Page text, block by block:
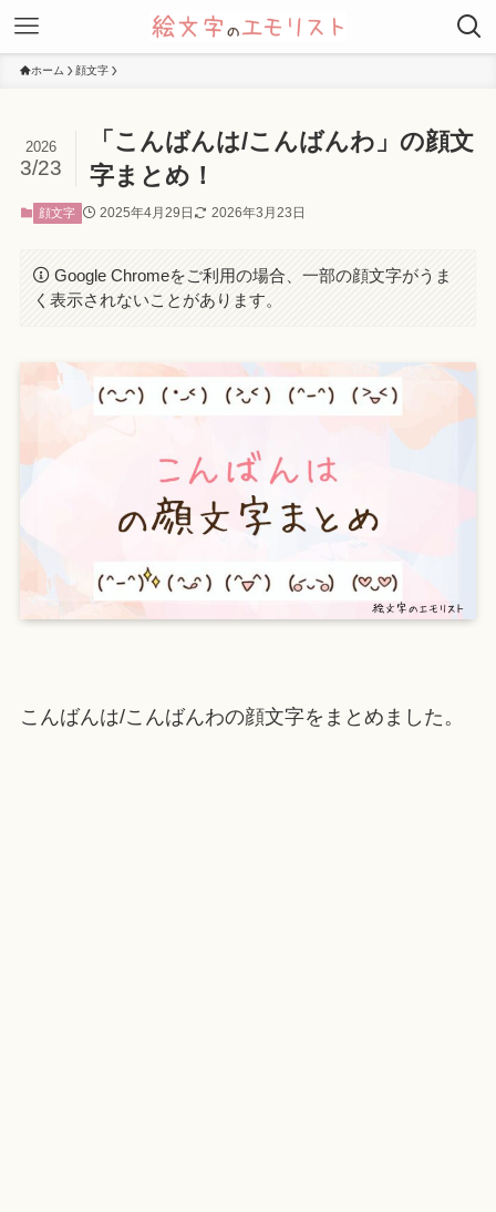
ホーム 顔文字
「こんばんは/こんばんわ」の顔文
字まとめ！
2026
3/23
顔文字 2025年4月29日 2026年3月23日
Google Chromeをご利用の場合、一部の顔文字がうま
く表示されないことがあります。
こんばんは/こんばんわの顔文字をまとめました。